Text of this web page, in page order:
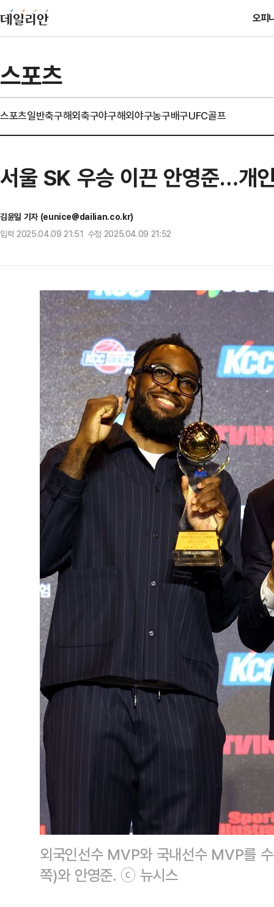
오피
스포츠
스포츠일반축구해외축구야구해외야구농구배구UFC골프
서울 SK 우승 이끈 안영준…개
김윤일 기자 (eunice@dailian.co.kr)
입력 2025.04.09 21:51 수정 2025.04.09 21:52
외국인선수 MVP와 국내선수 MVP를
쪽)와 안영준. ⓒ 뉴시스